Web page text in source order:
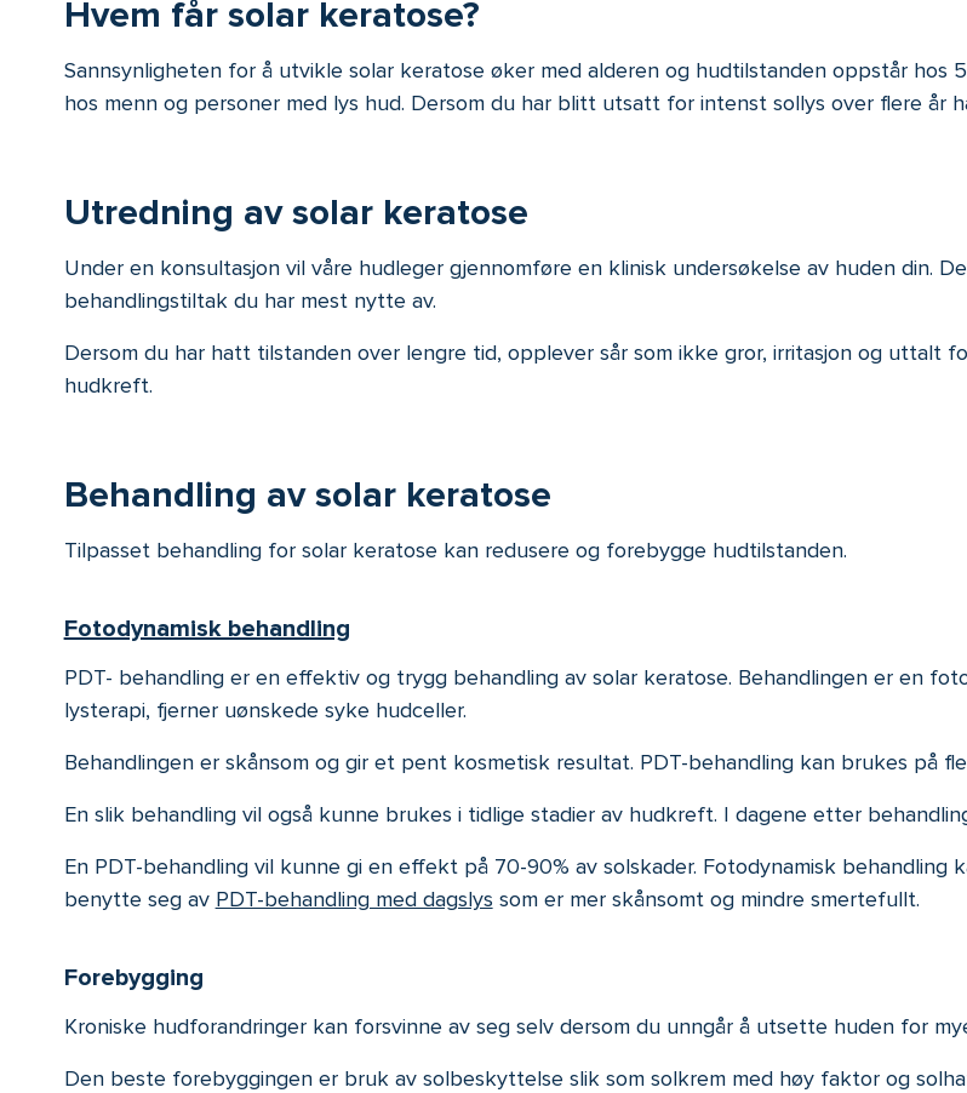
Hvem får solar keratose?
Sannsynligheten for å utvikle solar keratose øker med alderen og hudtilstanden oppstår hos
hos menn og personer med lys hud. Dersom du har blitt utsatt for intenst sollys over flere år
Utredning av solar keratose
Under en konsultasjon vil våre hudleger gjennomføre en klinisk undersøkelse av huden din.
behandlingstiltak du har mest nytte av.
Dersom du har hatt tilstanden over lengre tid, opplever sår som ikke gror, irritasjon og uttalt
hudkreft.
Behandling av solar keratose
Tilpasset behandling for solar keratose kan redusere og forebygge hudtilstanden.
Fotodynamisk behandling
PDT- behandling er en effektiv og trygg behandling av solar keratose. Behandlingen er en
lysterapi, fjerner uønskede syke hudceller.
Behandlingen er skånsom og gir et pent kosmetisk resultat. PDT-behandling kan brukes på
En slik behandling vil også kunne brukes i tidlige stadier av hudkreft. I dagene etter
En PDT-behandling vil kunne gi en effekt på 70-90% av solskader. Fotodynamisk
benytte seg av PDT-behandling med dagslys som er mer skånsomt og mindre smertefullt.
Forebygging
Kroniske hudforandringer kan forsvinne av seg selv dersom du unngår å utsette huden for
Den beste forebyggingen er bruk av solbeskyttelse slik som solkrem med høy faktor og